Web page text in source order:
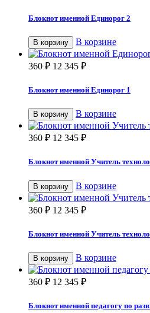
Блокнот именной Единорог 2
В корзину В корзине
360 ₽ 12 345 ₽
Блокнот именной Единорог 1
В корзину В корзине
360 ₽ 12 345 ₽
Блокнот именной Учитель
В корзину В корзине
360 ₽ 12 345 ₽
Блокнот именной Учитель
В корзину В корзине
360 ₽ 12 345 ₽
Блокнот именной педагогу по